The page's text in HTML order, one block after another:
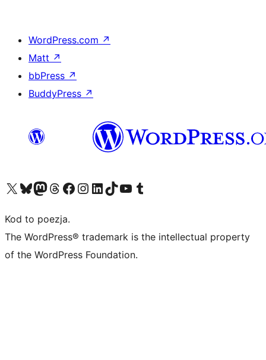
WordPress.com ↗
Matt ↗
bbPress ↗
BuddyPress ↗
Odwiedź nasze konto X (dawniej Twitter)
Odwiedź nasze konto Bluesky
Odwiedź nasze konto na Mastodoncie
Odwiedź naszego Threadsa
Odwiedź naszego Facebooka
Odwiedź nasze konto na Instagramie
Odwiedź nasze konto na LinkedIn
Odwiedź naszego TikToka
Odwiedź nasz kanał YouTube
Odwiedź naszego Tumblra
Kod to poezja.
The WordPress® trademark is the intellectual property
of the WordPress Foundation.